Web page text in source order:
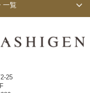
一覧
25